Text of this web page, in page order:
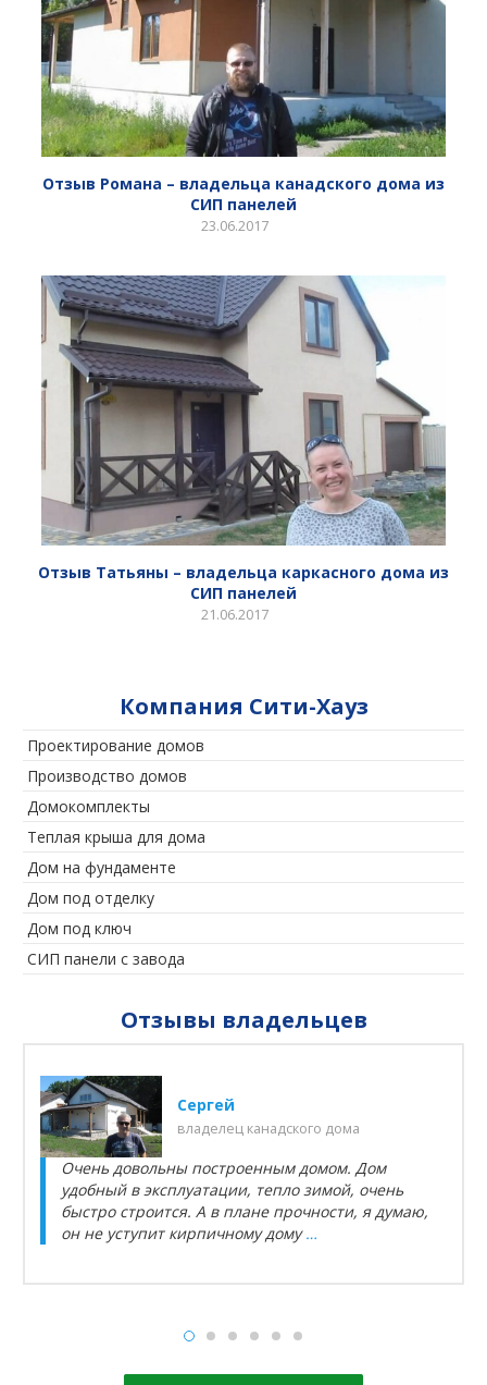
Отзыв Романа – владельца канадского дома из
СИП панелей
23.06.2017
Отзыв Татьяны – владельца каркасного дома из
СИП панелей
21.06.2017
Компания Сити-Хауз
Проектирование домов
Производство домов
Домокомплекты
Теплая крыша для дома
Дом на фундаменте
Дом под отделку
Дом под ключ
СИП панели с завода
Отзывы владельцев
Сергей
владелец канадского дома
Очень довольны построенным домом. Дом
удобный в эксплуатации, тепло зимой, очень
быстро строится. А в плане прочности, я думаю,
он не уступит кирпичному дому…